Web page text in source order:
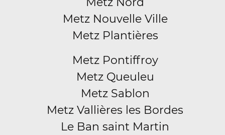
Metz Nouvelle Ville
Metz Plantières
Metz Pontiffroy
Metz Queuleu
Metz Sablon
Metz Vallières les Bordes
Le Ban saint Martin